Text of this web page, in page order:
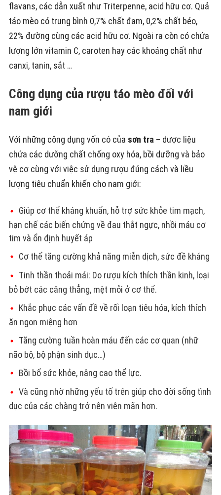
flavans, các dẫn xuất như Triterpenne, acid hữu cơ. Quả
táo mèo có trung bình 0,7% chất đạm, 0,2% chất béo,
22% đường cùng các acid hữu cơ. Ngoài ra còn có chứa
lượng lớn vitamin C, caroten hay các khoáng chất như
canxi, tanin, sắt …
Công dụng của rượu táo mèo đối với
nam giới
Với những công dụng vốn có của sơn tra – dược liệu
chứa các dưỡng chất chống oxy hóa, bồi dưỡng và bảo
vệ cơ cùng với việc sử dụng rượu đúng cách và liều
lượng tiêu chuẩn khiến cho nam giới:
Giúp cơ thể kháng khuẩn, hỗ trợ sức khỏe tim mạch,
hạn chế các biến chứng về đau thắt ngực, nhồi máu cơ
tim và ổn định huyết áp
Cơ thể tăng cường khả năng miễn dịch, sức đề kháng
Tinh thần thoải mái: Do rượu kích thích thần kinh, loại
bỏ bớt các căng thẳng, mệt mỏi ở cơ thể.
Khắc phục các vấn đề về rối loạn tiêu hóa, kích thích
ăn ngon miệng hơn
Tăng cường tuần hoàn máu đến các cơ quan (nhữ
não bộ, bộ phận sinh dục…)
Bồi bổ sức khỏe, nâng cao thể lực.
Và cũng nhờ những yếu tố trên giúp cho đời sống tình
dục của các chàng trở nên viên mãn hơn.